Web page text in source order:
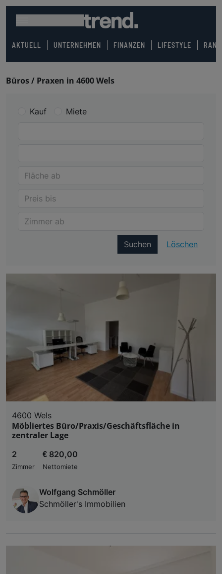
AKTUELL UNTERNEHMEN FINANZEN LIFESTYLE
Büros / Praxen in 4600 Wels
Kauf Miete
Suchen Löschen
4600 Wels
Möbliertes Büro/Praxis/Geschäftsfläche in
zentraler Lage
2
Zimmer
€ 820,00
Nettomiete
Wolfgang Schmöller
Schmöller's Immobilien